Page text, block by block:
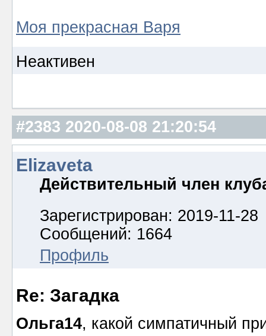
Моя прекрасная Варя
Неактивен
#2383 2020-08-08 21:20:54
Elizaveta
Действительный член
Зарегистрирован: 2019-11-28
Сообщений: 1664
Профиль
Re: Загадка
Ольга14, какой симпатичный